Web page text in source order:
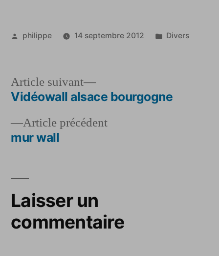
Publié
philippe 14 septembre 2012
Publié
Divers
Navigation
deArticle précédentArticle
mur wall
Article suivant
Article
suivant :
Vidéowall alsace bourgogne
Laisser un
commentaire